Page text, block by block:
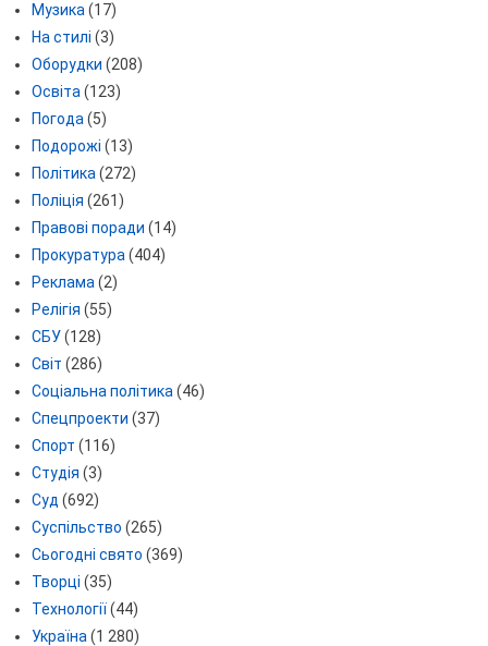
Музика (17)
На стилі (3)
Оборудки (208)
Освіта (123)
Погода (5)
Подорожі (13)
Політика (272)
Поліція (261)
Правові поради (14)
Прокуратура (404)
Реклама (2)
Релігія (55)
СБУ(128)
Світ (286)
Соціальна політика (46)
Спецпроекти (37)
Спорт (116)
Студія (3)
Суд (692)
Суспільство (265)
Сьогодні свято (369)
Творці (35)
Технології(44)
Україна (1 280)